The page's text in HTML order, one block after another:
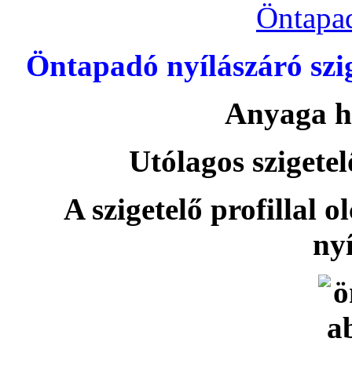
Öntapadó nyílászáró
Anyaga
Utólagos
A szigetelő profillal